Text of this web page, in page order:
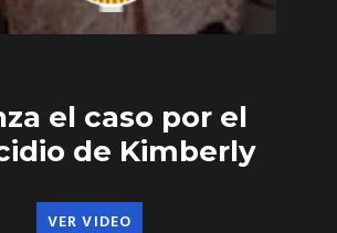
el caso por el
de Kimberly
VER VIDEO